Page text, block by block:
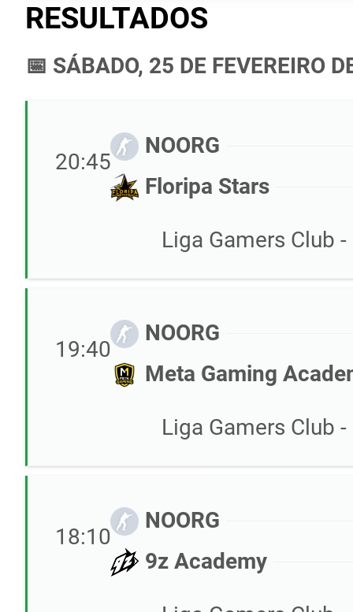
RESULTADOS
📅 SÁBADO, 25 DE FEVEREIRO
20:45
NOORG
Floripa Stars
Liga Gamers Club
19:40
NOORG
Meta Gaming
Liga Gamers Club
18:10
NOORG
9z Academy